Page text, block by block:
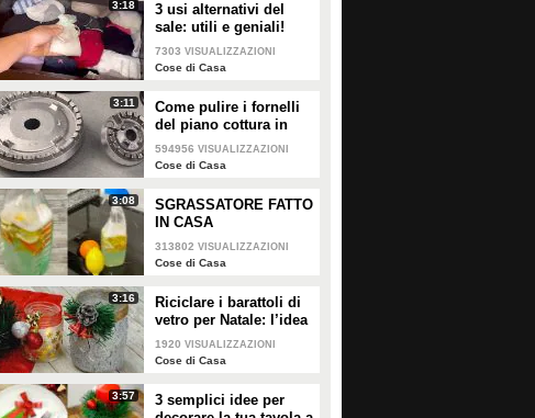
3:18
3 usi alternativi del
sale: utili e geniali!
7303 VISUALIZZAZIONI
Cose di Casa
3:11
Come pulire i fornelli
del piano cottura in
pochi e semplici passi!
594956 VISUALIZZAZIONI
Cose di Casa
3:08
SGRASSATORE FATTO
IN CASA
313802 VISUALIZZAZIONI
Cose di Casa
3:16
Riciclare i barattoli di
vetro per Natale: l’idea
creativa per abbellire la
tua tavola!
1920 VISUALIZZAZIONI
Cose di Casa
3:57
3 semplici idee per
Come fare un uovo a forma
di cuore
PLAY
1094• diCose di Casa